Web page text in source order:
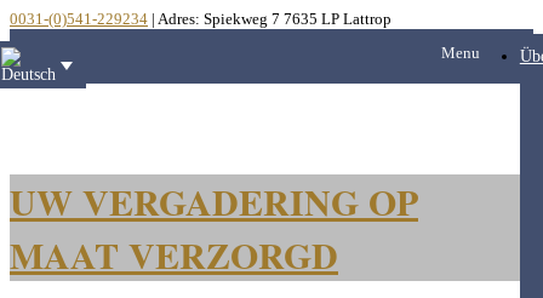
0031-(0)541-229234 | Adres: Spiekweg 7 7635 LP Lattrop
Menu
UW VERGADERING OP
MAAT VERZORGD